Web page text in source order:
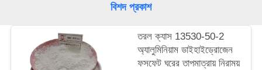
উদ্ধৃতি
অনুরোধ
বিশদ প্রকাশ
তরল ক্যাস 13530-50-2
অ্যালুমিনিয়াম ডাইহাইড্রোজেন
ফসফেট ঘরের তাপমাত্রায় নিরাময়